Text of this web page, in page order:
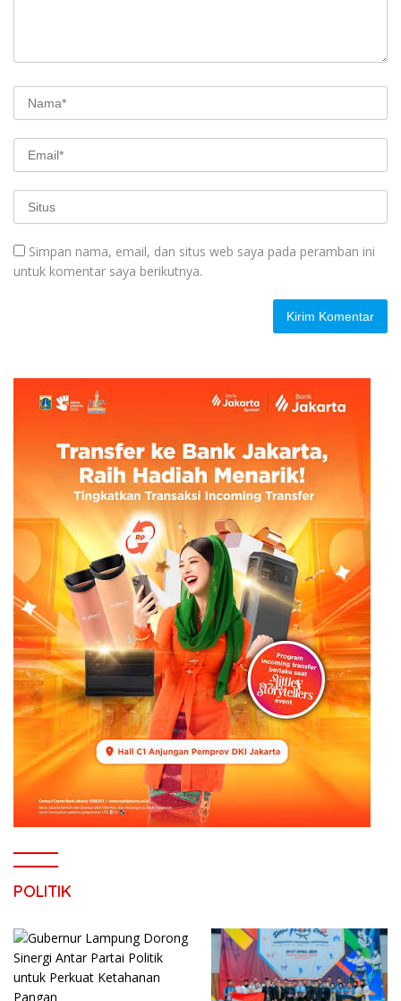
Simpan nama, email, dan situs web saya pada peramban ini
untuk komentar saya berikutnya.
POLITIK